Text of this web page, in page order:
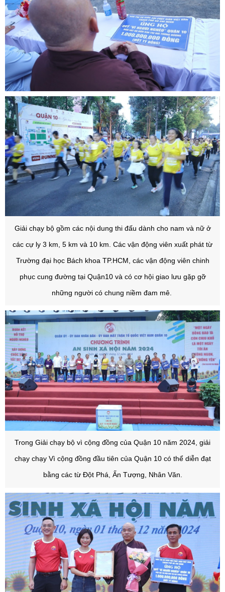
Giải chạy bộ gồm các nội dung thi đấu dành cho nam và nữ ở
các cự ly 3 km, 5 km và 10 km. Các vận động viên xuất phát từ
Trường đại học Bách khoa TP.HCM, các vận động viên chinh
phục cung đường tại Quận10 và có cơ hội giao lưu gặp gỡ
những người có chung niềm đam mê.
Trong Giải chạy bộ vì cộng đồng của Quận 10 năm 2024, giải
chạy chạy Vì cộng đồng đầu tiên của Quận 10 có thể diễn đạt
bằng các từ Đột Phá, Ấn Tượng, Nhân Văn.